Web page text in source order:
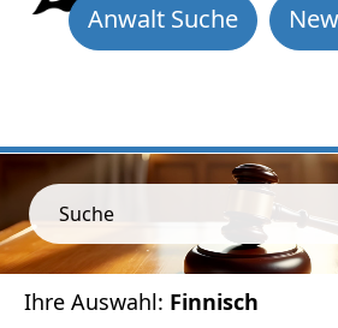
Anwalt Suche
Suche
Ihre Auswahl: Finnisch